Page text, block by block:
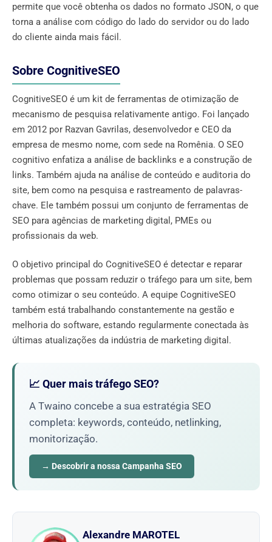
permite que você obtenha os dados no formato JSON, o que
torna a análise com código do lado do servidor ou do lado
do cliente ainda mais fácil.
Sobre CognitiveSEO
CognitiveSEO é um kit de ferramentas de otimização de
mecanismo de pesquisa relativamente antigo. Foi lançado
em 2012 por Razvan Gavrilas, desenvolvedor e CEO da
empresa de mesmo nome, com sede na Romênia. O SEO
cognitivo enfatiza a análise de backlinks e a construção de
links. Também ajuda na análise de conteúdo e auditoria do
site, bem como na pesquisa e rastreamento de palavras-
chave. Ele também possui um conjunto de ferramentas de
SEO para agências de marketing digital, PMEs ou
profissionais da web.
O objetivo principal do CognitiveSEO é detectar e reparar
problemas que possam reduzir o tráfego para um site, bem
como otimizar o seu conteúdo. A equipe CognitiveSEO
também está trabalhando constantemente na gestão e
melhoria do software, estando regularmente conectada às
últimas atualizações da indústria de marketing digital.
📈 Quer mais tráfego SEO?
A Twaino concebe a sua estratégia SEO
completa: keywords, conteúdo, netlinking,
monitorização.
→ Descobrir a nossa Campanha SEO
Alexandre MAROTEL